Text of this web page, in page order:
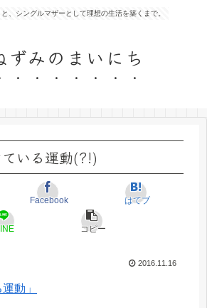
、シングルマザーとして理想の生活を築くまで。
ずみのまいにち
ている運動(?!)
Facebook はてブ
コピー
2016.11.16
動」